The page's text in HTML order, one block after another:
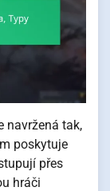
navržená tak,
poskytuje
přes
hráči